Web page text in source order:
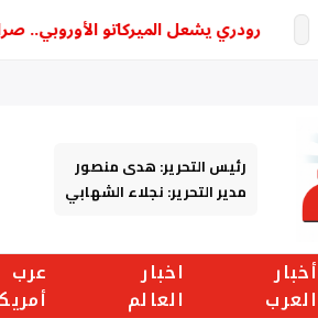
رودري يشعل الميركاتو الأوروبي..
رئيس التحرير: هدى منصور
مدير التحرير: نجلاء الشهابي
أخبار
العرب
اخبار
العالم
عرب